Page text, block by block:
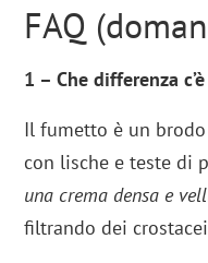
FAQ
1 – Che differenza
Il fumetto è un
con lische e teste di
una crema densa e
filtrando dei